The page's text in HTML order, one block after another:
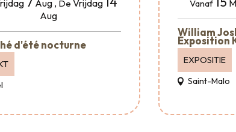
Aug, De Vrijdag
Aug
d'été nocturne
Vanaf
William
Exposition
EXPOSITIE
Saint-Malo